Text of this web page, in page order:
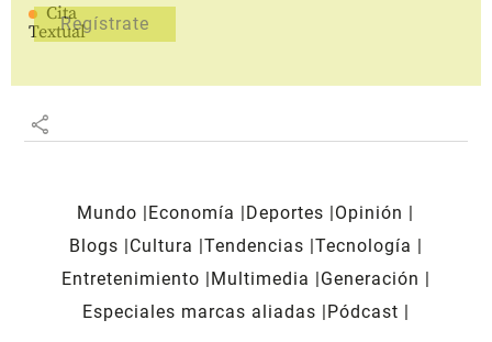
Cita
Textual
share
Mundo Economía Deportes
Opinión
Blogs
Cultura Tendencias Tecnología
Entretenimiento
Multimedia
Generación
Especiales marcas aliadas
Pódcast